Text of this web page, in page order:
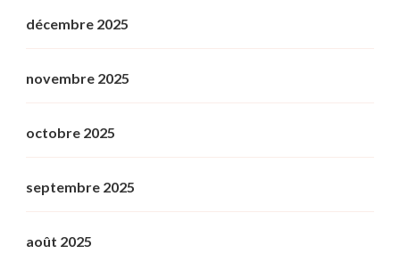
décembre 2025
novembre 2025
octobre 2025
septembre 2025
août 2025